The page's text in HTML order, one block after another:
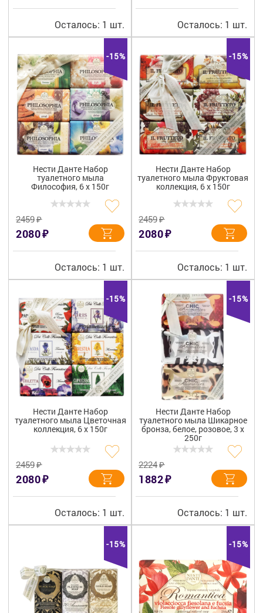
Осталось: 1 шт. Осталось: 1 шт.
-15%
Нести Данте Набор
туалетного мыла
Философия, 6 х 150г
2459₽
2080₽
Осталось: 1 шт.
-15%
Нести Данте Набор
туалетного мыла Фруктовая
коллекция, 6 х 150г
2459₽
2080₽
Осталось: 1 шт.
-15%
Нести Данте Набор
туалетного мыла Цветочная
коллекция, 6 х 150г
2459₽
2080₽
Осталось: 1 шт.
-15%
Нести Данте Набор
туалетного мыла Шикарное
бронза, белое, розовое, 3 х
250г
2224₽
1882₽
Осталось: 1 шт.
-15% -15%